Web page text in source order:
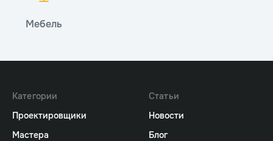
Мебель
Категории
Проектировщики
Мастера
Статьи
Новости
Блог